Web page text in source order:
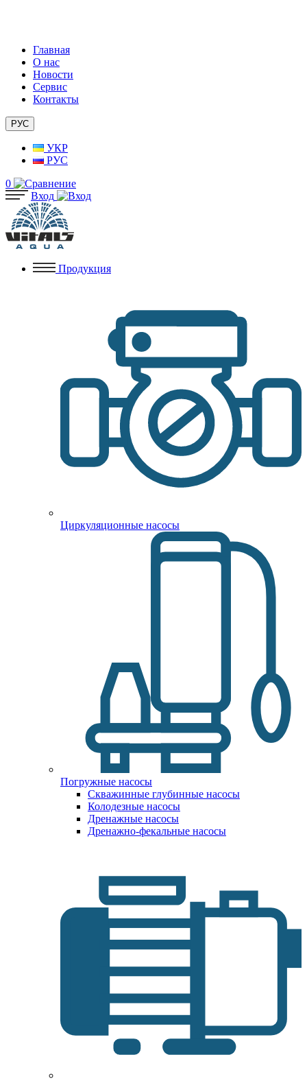
Главная
О нас
Новости
Сервис
Контакты
РУС
УКР
РУС
0
Вход
Продукция
Циркуляционные насосы
Погружные насосы
Скважинные глубинные насосы
Колодезные насосы
Дренажные насосы
Дренажно-фекальные насосы